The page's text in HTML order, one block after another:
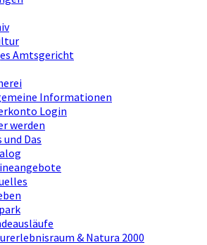
Amtsgericht
Informationen
Login
werden
und Das
& Natura 2000